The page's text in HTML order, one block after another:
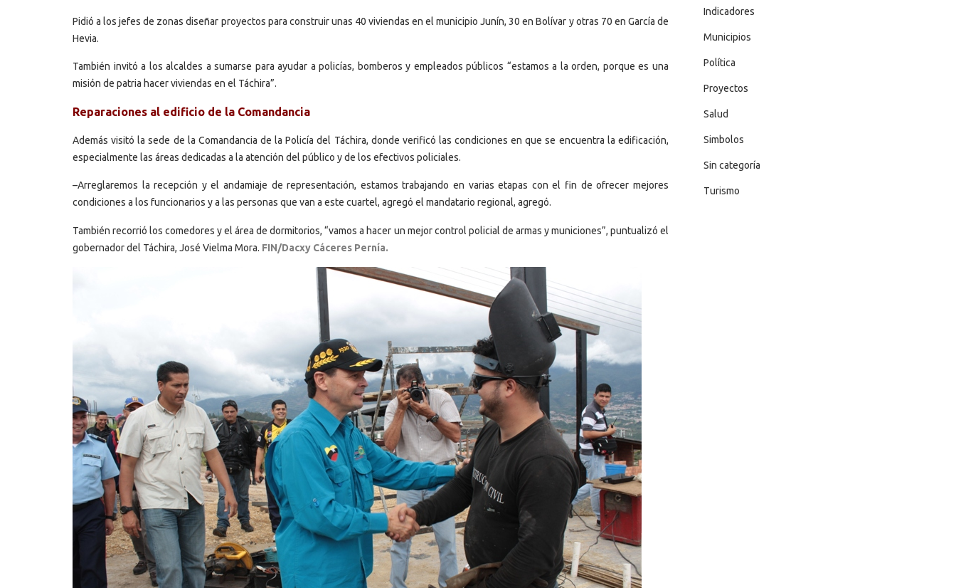
Pidió a los jefes de zonas diseñar proyectos para construir unas 40 viviendas en el municipio Junín, 30 en Bolívar y otras 70 en García de
Hevia.
También invitó a los alcaldes a sumarse para ayudar a policías, bomberos y empleados públicos “estamos a la orden, porque es una
misión de patria hacer viviendas en el Táchira”.
Reparaciones al edificio de la Comandancia
Además visitó la sede de la Comandancia de la Policía del Táchira, donde verificó las condiciones en que se encuentra la edificación,
especialmente las áreas dedicadas a la atención del público y de los efectivos policiales.
–Arreglaremos la recepción y el andamiaje de representación, estamos trabajando en varias etapas con el fin de ofrecer mejores
condiciones a los funcionarios y a las personas que van a este cuartel, agregó el mandatario regional, agregó.
También recorrió los comedores y el área de dormitorios, “vamos a hacer un mejor control policial de armas y municiones”, puntualizó el
gobernador del Táchira, José Vielma Mora. FIN/Dacxy Cáceres Pernía.
Indicadores
Municipios
Política
Proyectos
Salud
Simbolos
Sin categoría
Turismo